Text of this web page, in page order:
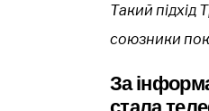
Такий підхід
союзники
За